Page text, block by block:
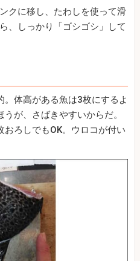
クに移し、たわしを使って滑
、しっかり「ゴシゴシ」して
体高がある魚は3枚にするよ
が、さばきやすいからだ。
おろしでもOK。ウロコが付い